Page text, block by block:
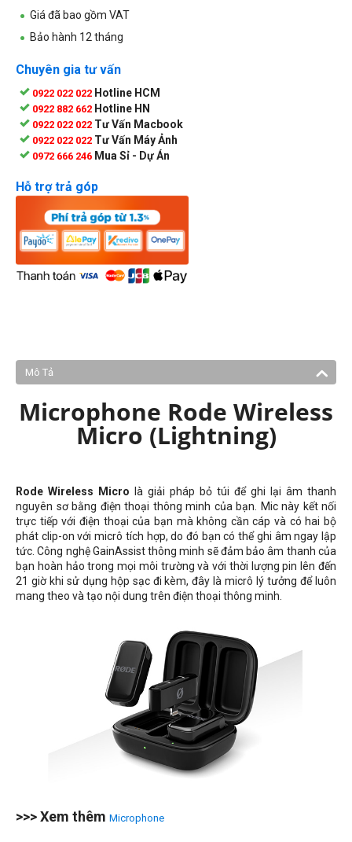
Giá đã bao gồm VAT
Bảo hành 12 tháng
Chuyên gia tư vấn
0922 022 022 Hotline HCM
0922 882 662 Hotline HN
0922 022 022 Tư Vấn Macbook
0922 022 022 Tư Vấn Máy Ảnh
0972 666 246 Mua Sỉ - Dự Án
Hỗ trợ trả góp
Mô Tả
Microphone Rode Wireless
Micro (Lightning)
Rode Wireless Micro là giải pháp bỏ túi để ghi lại âm thanh
nguyên sơ bằng điện thoại thông minh của bạn. Mic này kết nối
trực tiếp với điện thoại của bạn mà không cần cáp và có hai bộ
phát clip-on với micrô tích hợp, do đó bạn có thể ghi âm ngay lập
tức. Công nghệ GainAssist thông minh sẽ đảm bảo âm thanh của
bạn hoàn hảo trong mọi môi trường và với thời lượng pin lên đến
21 giờ khi sử dụng hộp sạc đi kèm, đây là micrô lý tưởng để luôn
mang theo và tạo nội dung trên điện thoại thông minh.
>>> Xem thêm Microphone